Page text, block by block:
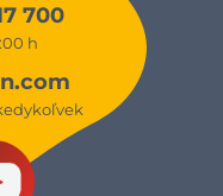
700
h